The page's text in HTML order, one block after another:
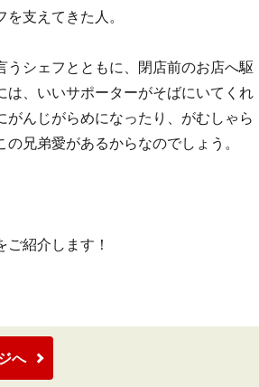
支えてきた人。
シェフとともに、閉店前のお店へ駆
は、いいサポーターがそばにいてくれ
んじがらめになったり、がむしゃら
兄弟愛があるからなのでしょう。
ご紹介します！
へ